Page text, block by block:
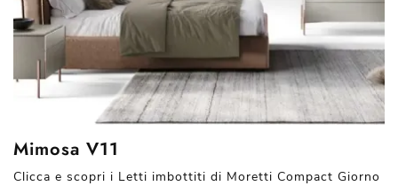
Mimosa V11
Clicca e scopri i Letti imbottiti di Moretti Compact Giorno